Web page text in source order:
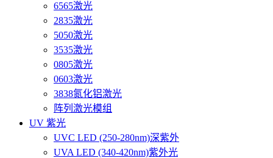
6565激光
2835激光
5050激光
3535激光
0805激光
0603激光
3838氮化铝激光
阵列激光模组
UV 紫光
UVC LED (250-280nm)深紫外
UVA LED (340-420nm)紫外光